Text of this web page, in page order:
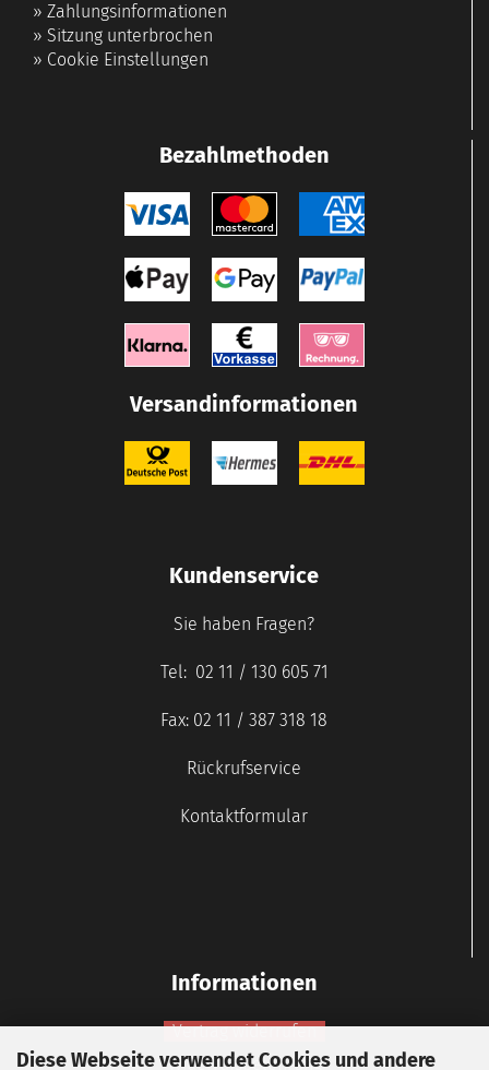
Diese Webseite verwendet Cookies und andere
» Zahlungsinformationen
» Sitzung unterbrochen
» Cookie Einstellungen
Bezahlmethoden
Versandinformationen
Kundenservice
Sie haben Fragen?
Tel: 02 11 / 130 605 71
Fax: 02 11 / 387 318 18
Rückrufservice
Kontaktformular
Informationen
Vertrag widerrufen
Widerrufsbelehrung